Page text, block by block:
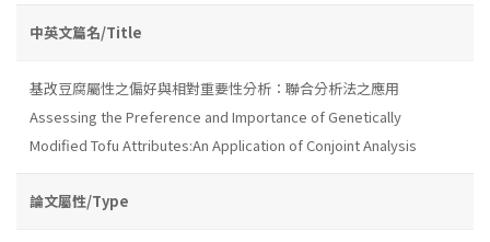
中英文篇名/Title
基改豆腐屬性之偏好與相對重要性分析：聯合分析法之應用
Assessing the Preference and Importance of Genetically
Modified Tofu Attributes:An Application of Conjoint Analysis
論文屬性/Type